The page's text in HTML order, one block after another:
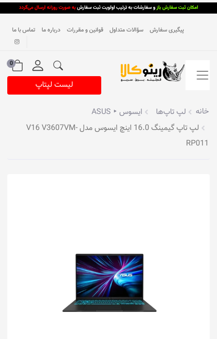
پیگیری سفارش سؤالات متداول قوانین و مقررات درباره ما تماس با ما
0
لیست لپتاپ
خانه لپ تاپ‌ها
ایسوس ‣ ASUS
لپ تاپ گیمینگ 16.0 اینچ ایسوس مدل V16 V3607VM-
RP011